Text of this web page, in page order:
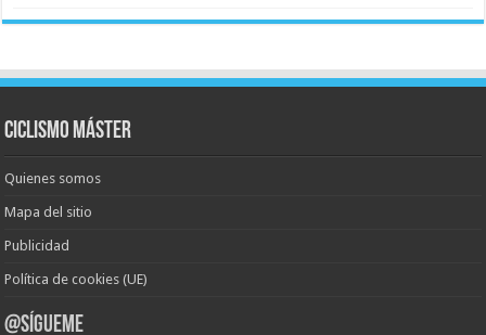
Ciclismo Máster
Quienes somos
Mapa del sitio
Publicidad
Política de cookies (UE)
@Sígueme